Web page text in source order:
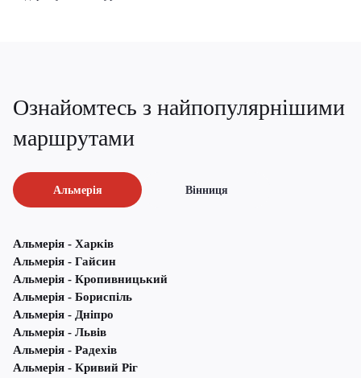
Ознайомтесь з найпопулярнішими
маршрутами
Альмерія Вінниця
Альмерія - Харків
Альмерія - Гайсин
Альмерія - Кропивницький
Альмерія - Бориспіль
Альмерія - Дніпро
Альмерія - Львів
Альмерія - Радехів
Альмерія - Кривий Ріг